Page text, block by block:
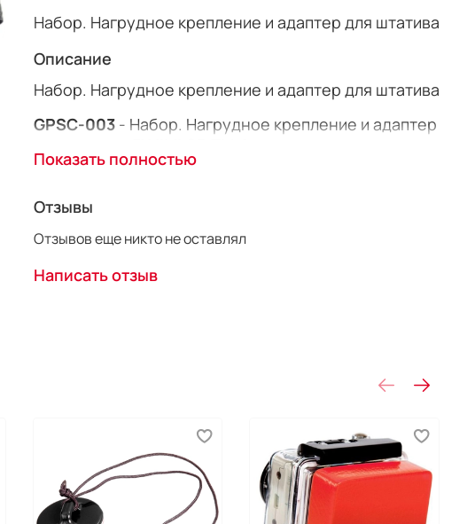
Набор. Нагрудное крепление и адаптер для штатива
Описание
Набор. Нагрудное крепление и адаптер для штатива
GPSC-003- Набор. Нагрудное крепление и адаптер
Показать полностью
Отзывы
Отзывов еще никто не оставлял
Написать отзыв